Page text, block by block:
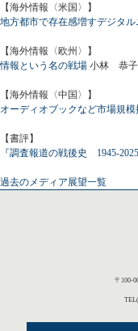
【海外情報〈米国〉】
地方都市で存在感増すデジタル
【海外情報〈欧州〉】
情報という名の戦場 小林 恭子
【海外情報〈中国〉】
オーディオブックなど市場規模
【書評】
『調査報道の戦後史 1945-2025
過去のメディア展望一覧
〒100-